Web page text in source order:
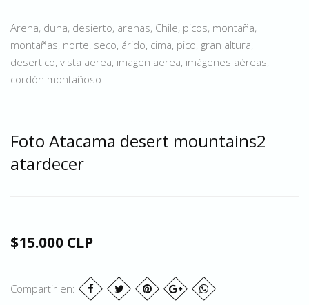
Arena, duna, desierto, arenas, Chile, picos, montaña,
montañas, norte, seco, árido, cima, pico, gran altura,
desertico, vista aerea, imagen aerea, imágenes aéreas,
cordón montañoso
Foto Atacama desert mountains2
atardecer
$15.000 CLP
Compartir en: